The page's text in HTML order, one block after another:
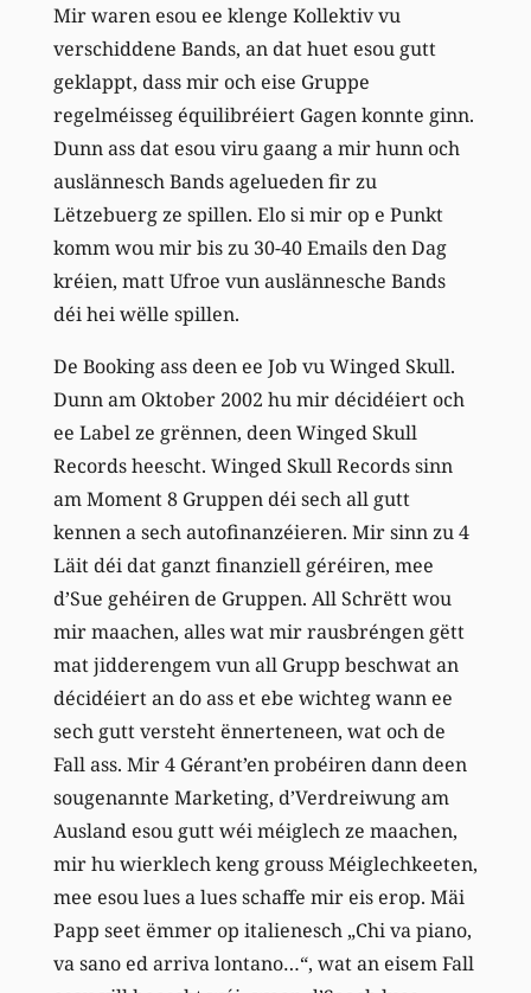
Mir waren esou ee klenge Kollektiv vu
verschiddene Bands, an dat huet esou gutt
geklappt, dass mir och eise Gruppe
regelméisseg équilibréiert Gagen konnte ginn.
Dunn ass dat esou viru gaang a mir hunn och
auslännesch Bands agelueden fir zu
Lëtzebuerg ze spillen. Elo si mir op e Punkt
komm wou mir bis zu 30-40 Emails den Dag
kréien, matt Ufroe vun auslännesche Bands
déi hei wëlle spillen.
De Booking ass deen ee Job vu Winged Skull.
Dunn am Oktober 2002 hu mir décidéiert och
ee Label ze grënnen, deen Winged Skull
Records heescht. Winged Skull Records sinn
am Moment 8 Gruppen déi sech all gutt
kennen a sech autofinanzéieren. Mir sinn zu 4
Läit déi dat ganzt finanziell géréiren, mee
d’Sue gehéiren de Gruppen. All Schrëtt wou
mir maachen, alles wat mir rausbréngen gëtt
mat jidderengem vun all Grupp beschwat an
décidéiert an do ass et ebe wichteg wann ee
sech gutt versteht ënnerteneen, wat och de
Fall ass. Mir 4 Gérant’en probéiren dann deen
sougenannte Marketing, d’Verdreiwung am
Ausland esou gutt wéi méiglech ze maachen,
mir hu wierklech keng grouss Méiglechkeeten,
mee esou lues a lues schaffe mir eis erop. Mäi
Papp seet ëmmer op italienesch „Chi va piano,
va sano ed arriva lontano…“, wat an eisem Fall